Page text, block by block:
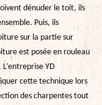
dénuder le toit, ils
Puis, ils
sur la partie sur
est posée en rouleau
YD
cette technique lors
des charpentes tout